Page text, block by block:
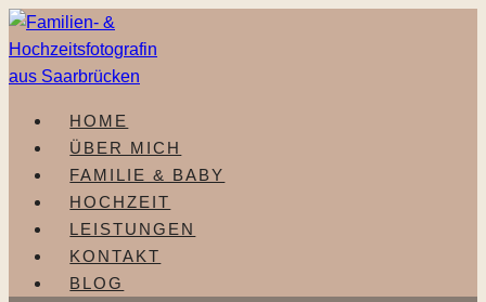
Zum
Inhalt
springen
HOME
ÜBER MICH
FAMILIE & BABY
HOCHZEIT
LEISTUNGEN
KONTAKT
BLOG